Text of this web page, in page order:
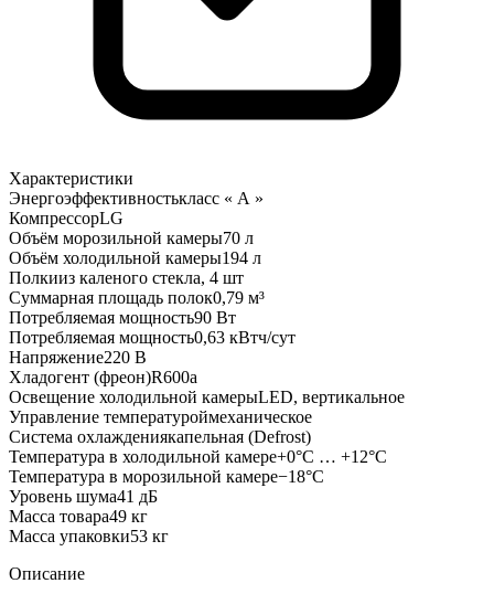
Характеристики
Энергоэффективностькласс « А »
КомпрессорLG
Объём морозильной камеры70 л
Объём холодильной камеры194 л
Полкииз каленого стекла, 4 шт
Суммарная площадь полок0,79 м³
Потребляемая мощность90 Вт
Потребляемая мощность0,63 кВтч/сут
Напряжение220 В
Хладогент (фреон)R600a
Освещение холодильной камерыLED, вертикальное
Управление температуроймеханическое
Система охлаждениякапельная (Defrost)
Температура в холодильной камере+0°C … +12°C
Температура в морозильной камере−18°C
Уровень шума41 дБ
Масса товара49 кг
Масса упаковки53 кг
Описание